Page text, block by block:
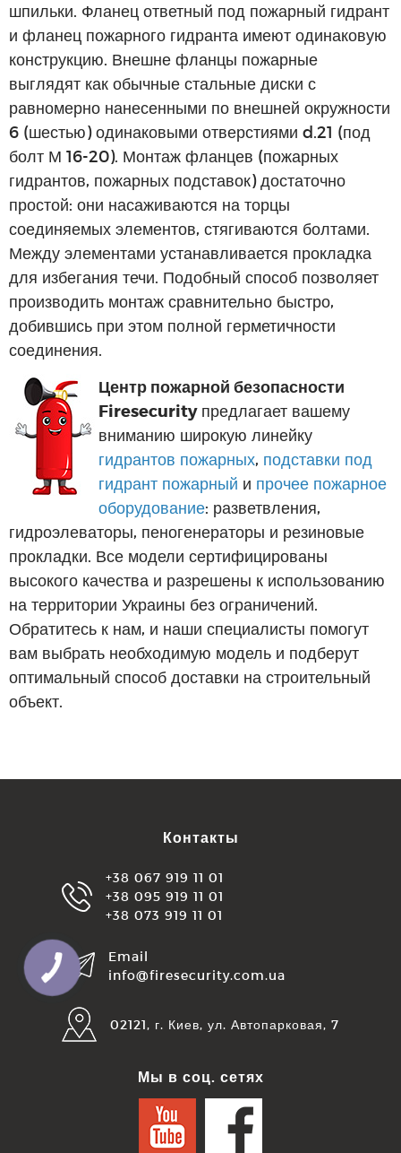
шпильки. Фланец ответный под пожарный гидрант
и фланец пожарного гидранта имеют одинаковую
конструкцию. Внешне фланцы пожарные
выглядят как обычные стальные диски с
равномерно нанесенными по внешней окружности
6 (шестью) одинаковыми отверстиями d.21 (под
болт М 16-20). Монтаж фланцев (пожарных
гидрантов, пожарных подставок) достаточно
простой: они насаживаются на торцы
соединяемых элементов, стягиваются болтами.
Между элементами устанавливается прокладка
для избегания течи. Подобный способ позволяет
производить монтаж сравнительно быстро,
добившись при этом полной герметичности
соединения.
Центр пожарной безопасности
Firesecurityпредлагает вашему
вниманию широкую линейку
гидрантов пожарных, подставки под
гидрант пожарный и прочее пожарное
оборудование: разветвления,
гидроэлеваторы, пеногенераторы и резиновые
прокладки. Все модели сертифицированы
высокого качества и разрешены к использованию
на территории Украины без ограничений.
Обратитесь к нам, и наши специалисты помогут
вам выбрать необходимую модель и подберут
оптимальный способ доставки на строительный
объект.
Контакты
+38 067 919 11 01
+38 095 919 11 01
+38 073 919 11 01
Email
info@firesecurity.com.ua
02121, г. Киев, ул. Автопарковая, 7
Мы в соц. сетях
КНОПКА
ЗВ'ЯЗКУ